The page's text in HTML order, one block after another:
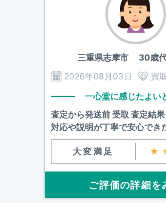
三重県志摩市30歳
2026年08月03日
買
一心堂に感じたよい
査定から発送前 受取 査定結
対応や説明が丁寧で安心でき
大変満足
ご評価の詳細を